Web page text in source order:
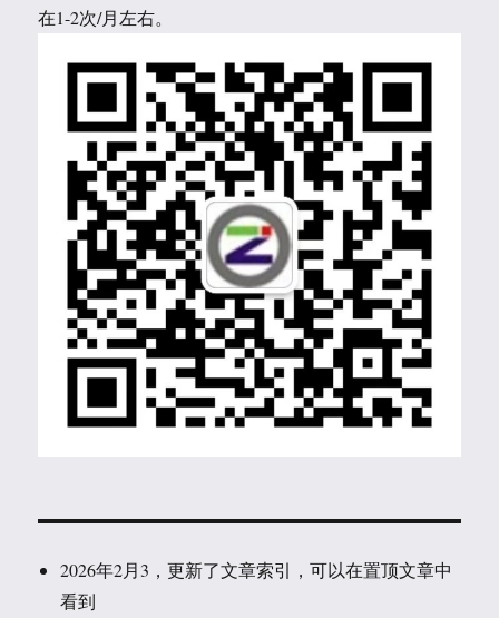
在1-2次/月左右。
2026年2月3，更新了文章索引，可以在置顶文章中
看到